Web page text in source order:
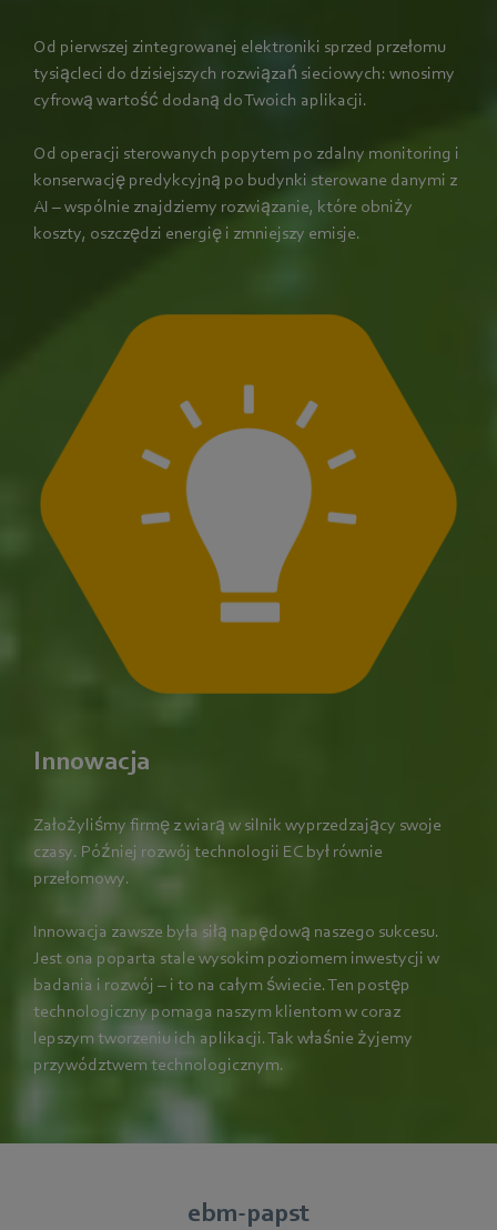
Od pierwszej zintegrowanej elektroniki sprzed przełomu
tysiącleci do dzisiejszych rozwiązań sieciowych: wnosimy
cyfrową wartość dodaną do Twoich aplikacji.
Od operacji sterowanych popytem po zdalny monitoring i
konserwację predykcyjną po budynki sterowane danymi z
AI – wspólnie znajdziemy rozwiązanie, które obniży
koszty, oszczędzi energię i zmniejszy emisje.
Innowacja
Założyliśmy firmę z wiarą w silnik wyprzedzający swoje
czasy. Później rozwój technologii EC był równie
przełomowy.
Innowacja zawsze była siłą napędową naszego sukcesu.
Jest ona poparta stale wysokim poziomem inwestycji w
badania i rozwój – i to na całym świecie. Ten postęp
technologiczny pomaga naszym klientom w coraz
lepszym tworzeniu ich aplikacji. Tak właśnie żyjemy
przywództwem technologicznym.
ebm‑papst